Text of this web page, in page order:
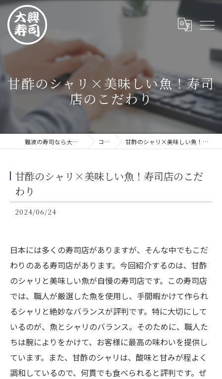
甘酢のシャリ×美味しい魚！寿司
店のこだわり
難波の寿司なら大興寿司 難波店 コラム 甘酢のシャリ×美味しい魚！寿司店のこだわり
甘酢のシャリ×美味しい魚！寿司店のこだ
わり
2024/06/24
日本には多くの寿司店がありますが、そんな中でもこだ
わりのある寿司店があります。今回紹介するのは、甘酢
のシャリと美味しい魚が自慢の寿司店です。この寿司店
では、職人が厳選した魚を使用し、手間暇かけて作られ
るシャリと絶妙なバランスが評判です。特に大切にして
いるのが、魚とシャリのバランス。そのために、職人た
ちは腕によりをかけて、お客様に最高の味わいを提供し
ています。また、甘酢のシャリは、酸味と甘みが程よく
調和しているので、何貫でも食べられると評判です。ぜ